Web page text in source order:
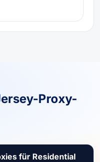
Proxy-
für Residential